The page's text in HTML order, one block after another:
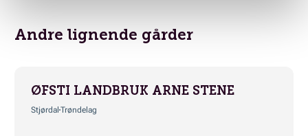
Andre lignende gårder
ØFSTI LANDBRUK ARNE STENE
StjørdalTrøndelag